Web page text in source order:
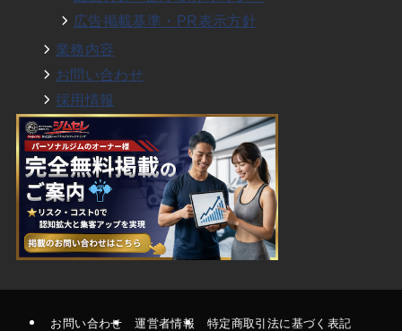
広告掲載基準・PR表示方針
業務内容
お問い合わせ
採用情報
お問い合わせ 運営者情報 特定商取引法に基づく表記